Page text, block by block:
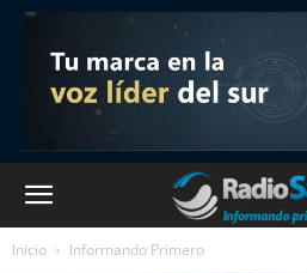
Inicio Informando Primero